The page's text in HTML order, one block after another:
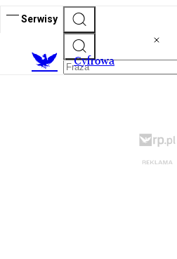
Serwisy
Cyfrowa